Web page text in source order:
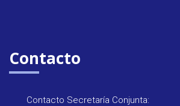
Contacto
Contacto Secretaría Conjunta: